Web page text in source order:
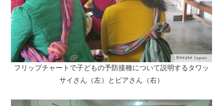
©MdM Japan
フリップチャートで子どもの予防接種について説明するタワッ
サイさん（左）とピアさん（右）